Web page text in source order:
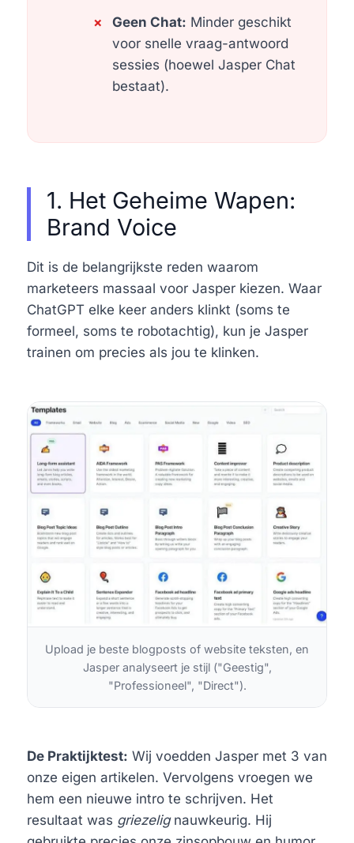
Geen Chat: Minder geschikt
voor snelle vraag-antwoord
sessies (hoewel Jasper Chat
bestaat).
1. Het Geheime Wapen:
Brand Voice
Dit is de belangrijkste reden waarom
marketeers massaal voor Jasper kiezen. Waar
ChatGPT elke keer anders klinkt (soms te
formeel, soms te robotachtig), kun je Jasper
trainen om precies als jou te klinken.
Upload je beste blogposts of website teksten, en
Jasper analyseert je stijl ("Geestig",
"Professioneel", "Direct").
De Praktijktest: Wij voedden Jasper met 3 van
onze eigen artikelen. Vervolgens vroegen we
hem een nieuwe intro te schrijven. Het
resultaat was griezelignauwkeurig. Hij